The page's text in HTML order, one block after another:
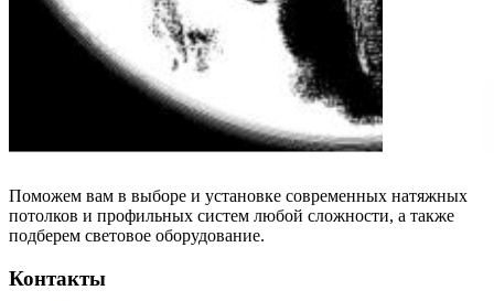
Поможем вам в выборе и установке современных натяжных
потолков и профильных систем любой сложности, а также
подберем световое оборудование.
Контакты